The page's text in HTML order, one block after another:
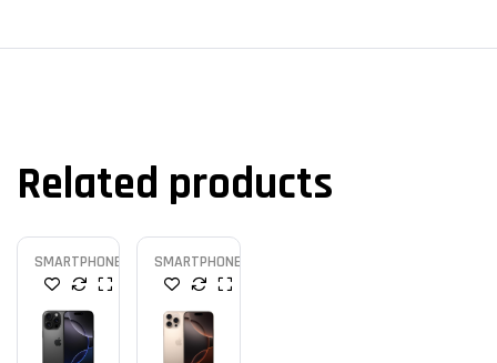
Related products
SMARTPHONE SMARTPHONE